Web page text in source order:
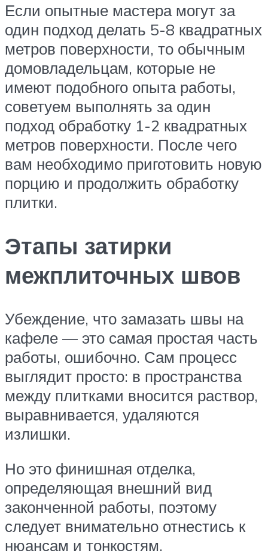
Если опытные мастера могут за
один подход делать 5-8 квадратных
метров поверхности, то обычным
домовладельцам, которые не
имеют подобного опыта работы,
советуем выполнять за один
подход обработку 1-2 квадратных
метров поверхности. После чего
вам необходимо приготовить новую
порцию и продолжить обработку
плитки.
Этапы затирки
межплиточных швов
Убеждение, что замазать швы на
кафеле — это самая простая часть
работы, ошибочно. Сам процесс
выглядит просто: в пространства
между плитками вносится раствор,
выравнивается, удаляются
излишки.
Но это финишная отделка,
определяющая внешний вид
законченной работы, поэтому
следует внимательно отнестись к
нюансам и тонкостям.